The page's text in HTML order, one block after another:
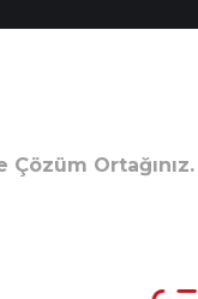
Ortağınız.